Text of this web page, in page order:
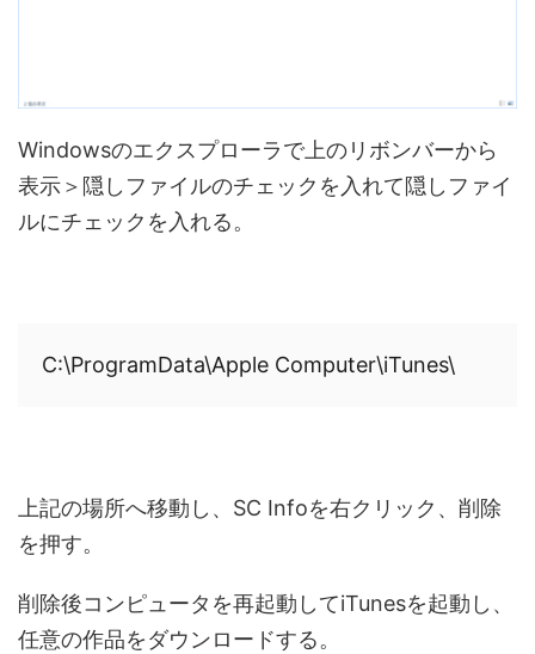
Windowsのエクスプローラで上のリボンバーから
表示＞隠しファイルのチェックを入れて隠しファイ
ルにチェックを入れる。
C:\ProgramData\Apple Computer\iTunes\
上記の場所へ移動し、SC Infoを右クリック、削除
を押す。
削除後コンピュータを再起動してiTunesを起動し、
任意の作品をダウンロードする。